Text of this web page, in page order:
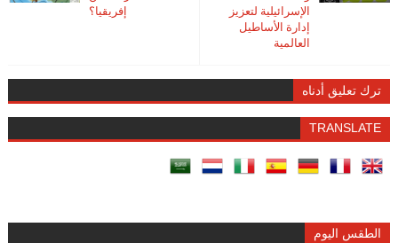
إفريقيا؟
الإسرائيلية لتعزيز
إدارة الأساطيل
العالمية
ترك تعليق أدناه
TRANSLATE
الطقس اليوم